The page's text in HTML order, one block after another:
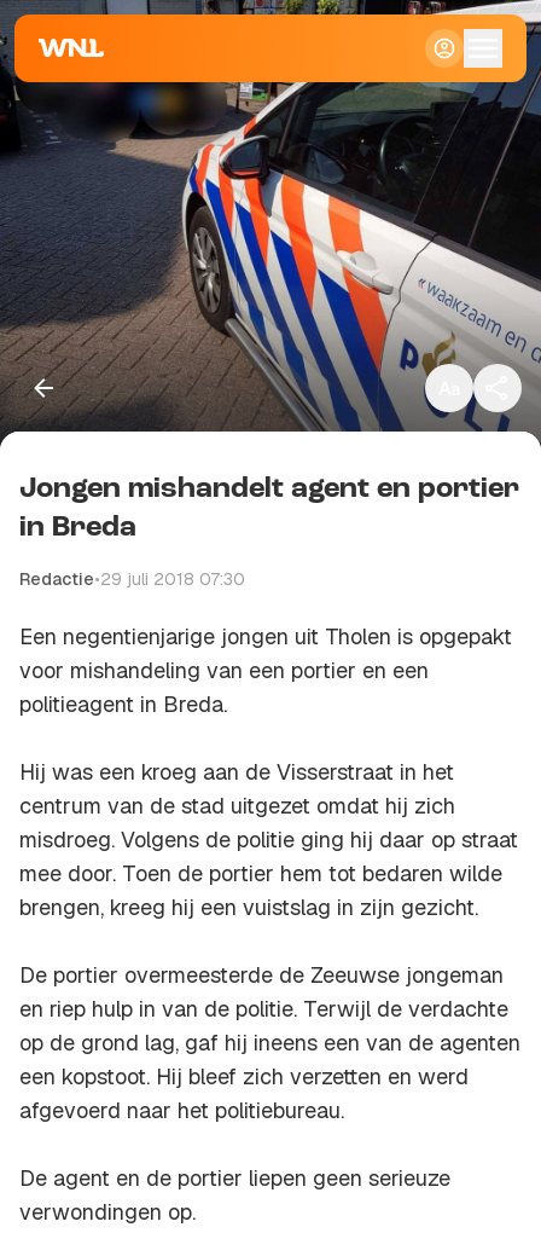
Klein
Standaard
Groot
Kopieer link
Jongen mishandelt agent en portier
in Breda
Redactie•29 juli 2018 07:30
Een negentienjarige jongen uit Tholen is opgepakt
voor mishandeling van een portier en een
politieagent in Breda.
Hij was een kroeg aan de Visserstraat in het
centrum van de stad uitgezet omdat hij zich
misdroeg. Volgens de politie ging hij daar op straat
mee door. Toen de portier hem tot bedaren wilde
brengen, kreeg hij een vuistslag in zijn gezicht.
De portier overmeesterde de Zeeuwse jongeman
en riep hulp in van de politie. Terwijl de verdachte
op de grond lag, gaf hij ineens een van de agenten
een kopstoot. Hij bleef zich verzetten en werd
afgevoerd naar het politiebureau.
De agent en de portier liepen geen serieuze
verwondingen op.